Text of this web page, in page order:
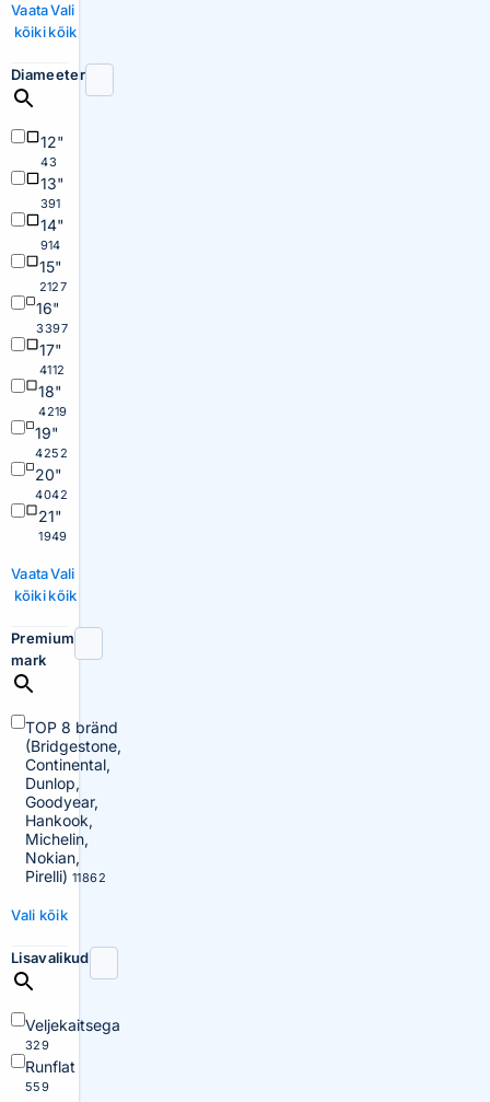
Vaata
kõiki
Vali
kõik
Diameeter
12"
43
13"
391
14"
914
15"
2127
16"
3397
17"
4112
18"
4219
19"
4252
20"
4042
21"
1949
Vaata
kõiki
Vali
kõik
Premium
mark
TOP 8 bränd
(Bridgestone,
Continental,
Dunlop,
Goodyear,
Hankook,
Michelin,
Nokian,
Pirelli) 11862
Vali kõik
Lisavalikud
Veljekaitsega
329
Runflat
559